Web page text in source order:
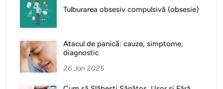
Tulburarea obsesiv compulsivă (obsesie)
Atacul de panică: cauze, simptome,
diagnostic
26 Jan 2025